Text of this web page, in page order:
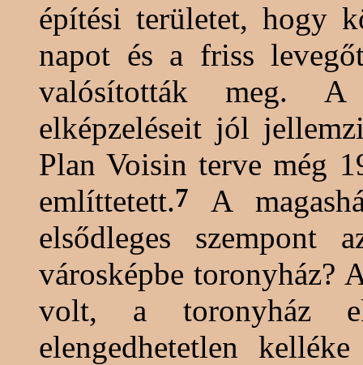
építési területet, hogy
napot és a friss
valósították meg. A
elképzeléseit jól
Plan Voisin terve még
említtetett.7 A
elsődleges
városképbe toronyház?
volt, a toronyház
elengedhetetlen